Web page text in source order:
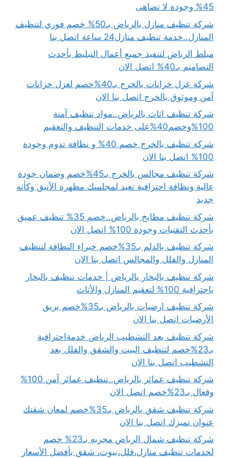
45% وجودة لا تضاهى
شركة تنظيف منازل بالرياض بـ50% خصم فوري لتنظيف
المنازل..خدمة تنظيف منازل24 ساعة اتصل بنا
مبلط الرياض لتنفيذ جميع أعمال التبليط بأحدث
التصاميم بـ40% اتصل الان
شركة عزل خزانات بالخرج بـ40%خصم لعزل خزانات
آمن وموثوق بالخرج اتصل بنا الان
شركة تنظيف اثاث بالرياض..مواد تنظيف آمنة
100%وخصم40%على خدمات التنظيف والتعقيم
شركة تنظيف بالخرج خصم 40% و نظافة تدوم وجودة
100% اتصل بنا الان
شركة تنظيف مجالس بالخرج بـ45%خصم وضمان جودة
عالية ونظافة احترافية تعيد لمجلسك مظهره الأنيق وكأنه
جديد
شركة تنظيف مطابخ بالرياض..خصم 35% تنظيف عميق
بأحدث التقنيات وجودة 100% اتصل الان
شركة تنظيف بالدلم بـ35%خصم خبراء النظافة لتنظيف
المنازل والفلل والمجالس اتصل بنا الان
شركة تنظيف بالبخار بالرياض | خدمات تنظيف بالبخار
باحترافية 100% لتعقيم المنازل والأثاث
شركة تنظيف ارضيات بالرياض بـ35%خصم بريق
الأرضيات اتصل بنا الان
شركة تنظيف بعد التشطيب الرياض خدمةاحترافية
بـ23%خصم لتنظيف البيت والشقق والفلل بعد
التشطيب اتصل بنا الان
شركة تنظيف عمائر بالرياض..تنظيف عمائر آمن 100%
وفعال بـ23%خصم اتصل الان
شركة تنظيف شقق بالرياض بـ35%خصم لمعان شقتك
عنوان تميزك اتصل بنا الان
شركة تنظيف شمال الرياض مجربه بـ23% خصم
لخدمات تنظيف منازل،فلل،بيوت، شقق بأفضل الأسعار